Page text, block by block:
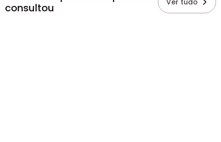
consultou
Ver tudo